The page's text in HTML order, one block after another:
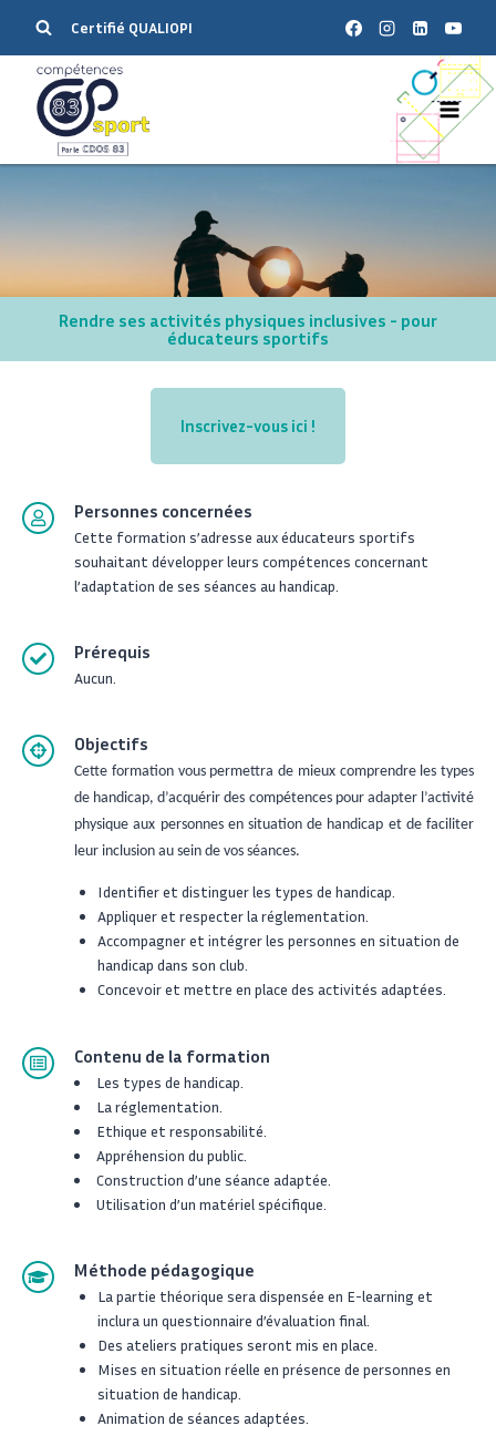
Certifié QUALIOPI
Rendre ses activités physiques inclusives - pour
éducateurs sportifs
Inscrivez-vous ici !
Personnes concernées
Cette formation s’adresse aux éducateurs sportifs
souhaitant développer leurs compétences concernant
l’adaptation de ses séances au handicap.
Prérequis
Aucun.
Objectifs
Cette formation vous permettra de mieux comprendre les types
de handicap, d’acquérir des compétences pour adapter l’activité
physique aux personnes en situation de handicap et de faciliter
leur inclusion au sein de vos séances.
Identifier et distinguer les types de handicap.
Appliquer et respecter la réglementation.
Accompagner et intégrer les personnes en situation de
handicap dans son club.
Concevoir et mettre en place des activités adaptées.
Contenu de la formation
Les types de handicap.
La réglementation.
Ethique et responsabilité.
Appréhension du public.
Construction d’une séance adaptée.
Utilisation d’un matériel spécifique.
Méthode pédagogique
La partie théorique sera dispensée en E-learning et
inclura un questionnaire d’évaluation final.
Des ateliers pratiques seront mis en place.
Mises en situation réelle en présence de personnes en
situation de handicap.
Animation de séances adaptées.